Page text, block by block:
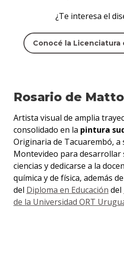
¿Te interesa el
Conocé la Licenciatura
Rosario de
Artista visual de amplia
consolidado en la pintura
Originaria de Tacuarembó, a
Montevideo para desarrollar
ciencias y dedicarse a la
química y de física, además
del Diploma en Educación del
de la Universidad ORT